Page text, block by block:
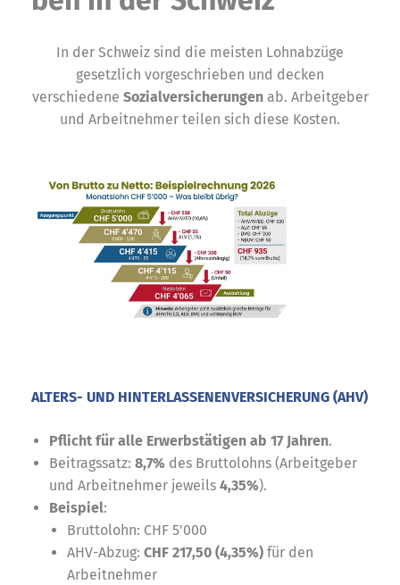
In der Schweiz sind die meisten Lohnabzüge
gesetzlich vorgeschrieben und decken
verschiedene Sozialversicherungenab. Arbeitgeber
und Arbeitnehmer teilen sich diese Kosten.
ALTERS- UND HINTERLASSENENVERSICHERUNG (AHV)
Pflicht für alle Erwerbstätigen ab 17 Jahren.
Beitragssatz: 8,7% des Bruttolohns (Arbeitgeber
und Arbeitnehmer jeweils 4,35%).
Beispiel:
Bruttolohn: CHF 5'000
AHV-Abzug: CHF 217,50 (4,35%) für den
Arbeitnehmer